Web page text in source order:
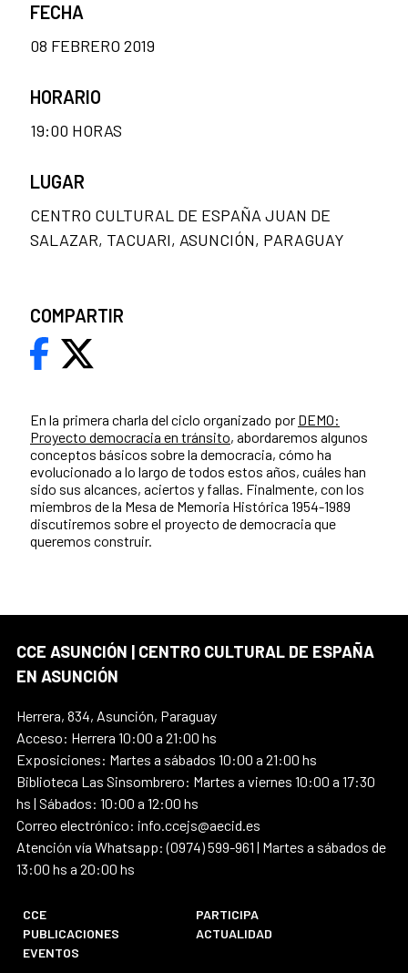
En la primera charla del ciclo organizado por DEMO:
Proyecto democracia en tránsito, abordaremos algunos
conceptos básicos sobre la democracia, cómo ha
evolucionado a lo largo de todos estos años, cuáles han
sido sus alcances, aciertos y fallas. Finalmente, con los
miembros de la Mesa de Memoria Histórica 1954-1989
discutiremos sobre el proyecto de democracia que
queremos construir.
FECHA
08 FEBRERO 2019
HORARIO
19:00 HORAS
LUGAR
CENTRO CULTURAL DE ESPAÑA JUAN DE
SALAZAR, TACUARI, ASUNCIÓN, PARAGUAY
COMPARTIR
CCE ASUNCIÓN | CENTRO CULTURAL DE ESPAÑA
EN ASUNCIÓN
Herrera, 834, Asunción, Paraguay
Acceso: Herrera 10:00 a 21:00 hs
Exposiciones: Martes a sábados 10:00 a 21:00 hs
Biblioteca Las Sinsombrero: Martes a viernes 10:00 a 17:30
hs | Sábados: 10:00 a 12:00 hs
Correo electrónico: info.ccejs@aecid.es
Atención vía Whatsapp: (0974) 599-961 | Martes a sábados de
13:00 hs a 20:00 hs
CCE
PARTICIPA
PUBLICACIONES
ACTUALIDAD
EVENTOS